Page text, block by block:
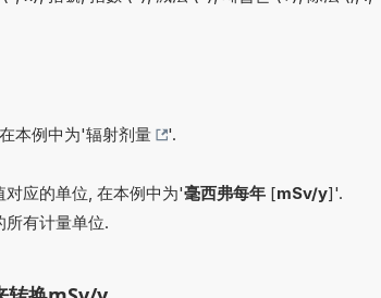
本例中为'辐射剂量
'.
应的单位, 在本例中为'毫西弗每年 [mSv/y]'.
所有计量单位.